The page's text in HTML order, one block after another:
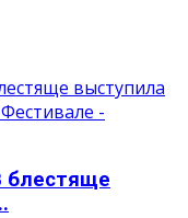
блестяще